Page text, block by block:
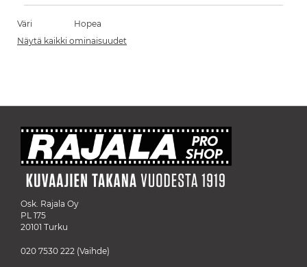
Väri
Hopea
Näytä kaikki ominaisuudet
Osk. Rajala Oy
PL 175
20101 Turku
020 7530 222 (Vaihde)